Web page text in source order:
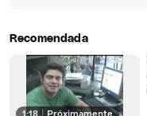
Recomendada